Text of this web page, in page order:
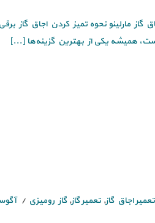
گاز مارلینو نحوه تمیز کردن اجاق گاز
همیشه یکی از بهترین گزینه‌ها [...]
تعمیر اجاق گاز, تعمیر گاز,گاز رومیزی آگوست